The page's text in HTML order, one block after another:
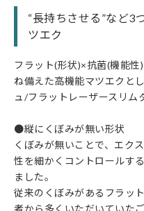
“長持ちさせる”など3
ツエク
フラット(形状)×抗菌(機能
ね備えた高機能マツエクと
ュ/フラットレーザースリム
●縦にくぼみが無い形状
くぼみが無いことで、エク
性を細かくコントロールす
ました。
従来のくぼみがあるフラッ
者から多くいただいていた